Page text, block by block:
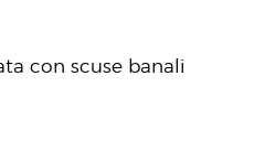
con scuse banali